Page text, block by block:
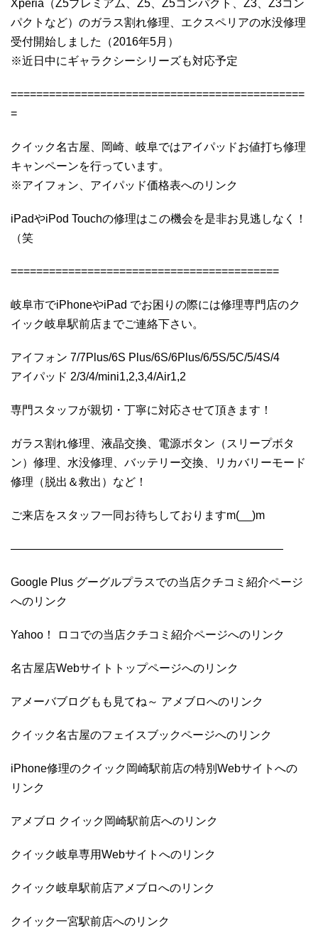
Xperia（Z5プレミアム、Z5、Z5コンパクト、Z3、Z3コン
パクトなど）のガラス割れ修理、エクスペリアの水没修理
受付開始しました（2016年5月）
※近日中にギャラクシーシリーズも対応予定
==============================================
=
クイック名古屋、岡崎、岐阜ではアイパッドお値打ち修理
キャンペーンを行っています。
※アイフォン、アイパッド価格表へのリンク
iPadやiPod Touchの修理はこの機会を是非お見逃しなく！
（笑
==========================================
岐阜市でiPhoneやiPad でお困りの際には修理専門店のク
イック岐阜駅前店までご連絡下さい。
アイフォン 7/7Plus/6S Plus/6S/6Plus/6/5S/5C/5/4S/4
アイパッド 2/3/4/mini1,2,3,4/Air1,2
専門スタッフが親切・丁寧に対応させて頂きます！
ガラス割れ修理、液晶交換、電源ボタン（スリープボタ
ン）修理、水没修理、バッテリー交換、リカバリーモード
修理（脱出＆救出）など！
ご来店をスタッフ一同お待ちしておりますm(__)m
————————————————————————
Google Plus グーグルプラスでの当店クチコミ紹介ページ
へのリンク
Yahoo！ ロコでの当店クチコミ紹介ページへのリンク
名古屋店Webサイトトップページへのリンク
アメーバブログもも見てね～ アメブロへのリンク
クイック名古屋のフェイスブックページへのリンク
iPhone修理のクイック岡崎駅前店の特別Webサイトへの
リンク
アメブロ クイック岡崎駅前店へのリンク
クイック岐阜専用Webサイトへのリンク
クイック岐阜駅前店アメブロへのリンク
クイック一宮駅前店へのリンク